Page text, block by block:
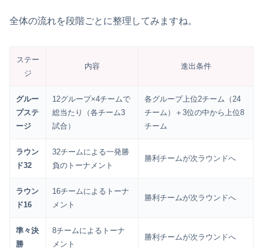
全体の流れを段階ごとに整理してみますね。
ステー
ジ
内容 進出条件
グルー
プステ
ージ
12グループ×4チームで
総当たり（各チーム3
試合）
各グループ上位2チーム（24
チーム）＋3位の中から上位8
チーム
ラウン
ド32
32チームによる一発勝
負のトーナメント
勝利チームが次ラウンドへ
ラウン
ド16
16チームによるトーナ
メント
勝利チームが次ラウンドへ
準々決
勝
8チームによるトーナ
メント
勝利チームが次ラウンドへ